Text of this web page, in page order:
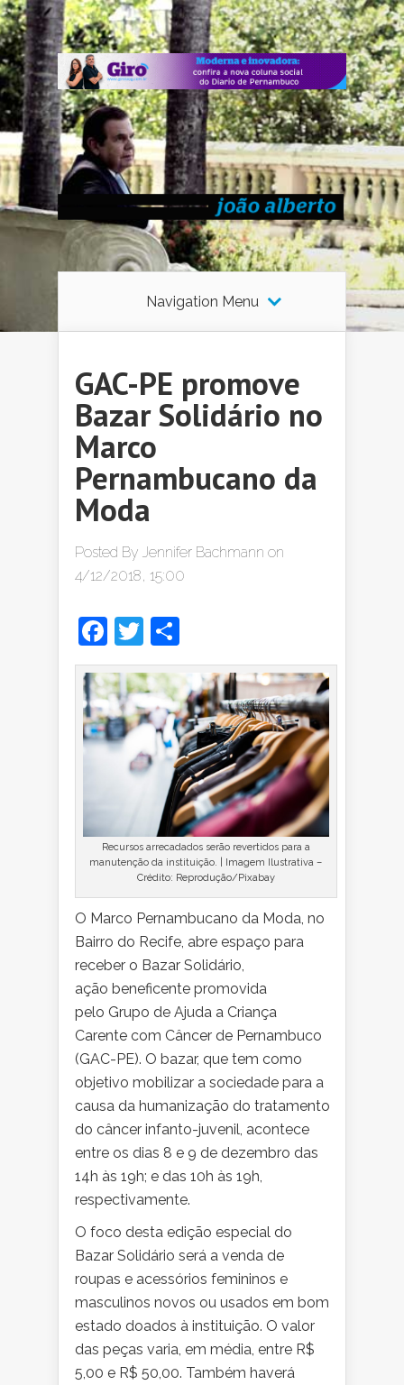
Navigation Menu
GAC-PE promove
Bazar Solidário no
Marco
Pernambucano da
Moda
Posted By Jennifer Bachmann on
4/12/2018, 15:00
Facebook
Twitter
Recursos arrecadados serão revertidos para a
manutenção da instituição. | Imagem Ilustrativa –
Crédito: Reprodução/Pixabay
O Marco Pernambucano da Moda, no
Bairro do Recife, abre espaço para
receber o Bazar Solidário,
ação beneficente promovida
pelo Grupo de Ajuda a Criança
Carente com Câncer de Pernambuco
(GAC-PE). O bazar, que tem como
objetivo mobilizar a sociedade para a
causa da humanização do tratamento
do câncer infanto-juvenil, acontece
entre os dias 8 e 9 de dezembro das
14h às 19h; e das 10h às 19h,
respectivamente.
O foco desta edição especial do
Bazar Solidário será a venda de
roupas e acessórios femininos e
masculinos novos ou usados em bom
estado doados à instituição. O valor
das peças varia, em média, entre R$
5,00 e R$ 50,00. Também haverá